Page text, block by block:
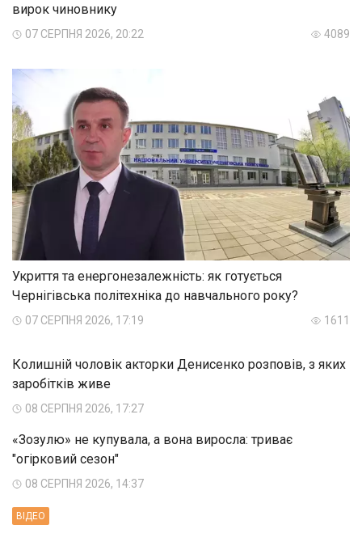
вирок чиновнику
07 СЕРПНЯ 2026, 20:22 4089
Укриття та енергонезалежність: як готується
Чернігівська політехніка до навчального року?
07 СЕРПНЯ 2026, 17:19 1611
Колишній чоловік акторки Денисенко розповів, з яких
заробітків живе
08 СЕРПНЯ 2026, 17:27
«Зозулю» не купувала, а вона виросла: триває
"огірковий сезон"
08 СЕРПНЯ 2026, 14:37
ВIДЕО